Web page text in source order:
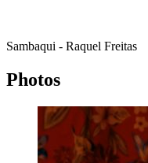
Sambaqui - Raquel Freitas
Photos